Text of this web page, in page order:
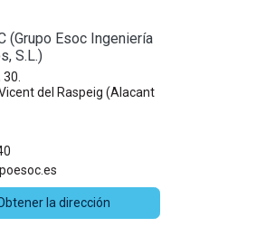
(Grupo Esoc Ingeniería
S.L.)
del Raspeig (Alacant
la dirección